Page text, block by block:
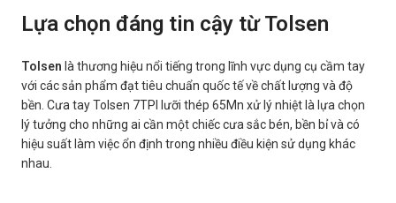
Lựa chọn đáng tin cậy từ Tolsen
Tolsen là thương hiệu nổi tiếng trong lĩnh vực dụng cụ cầm tay
với các sản phẩm đạt tiêu chuẩn quốc tế về chất lượng và độ
bền. Cưa tay Tolsen 7TPI lưỡi thép 65Mn xử lý nhiệt là lựa chọn
lý tưởng cho những ai cần một chiếc cưa sắc bén, bền bỉ và có
hiệu suất làm việc ổn định trong nhiều điều kiện sử dụng khác
nhau.